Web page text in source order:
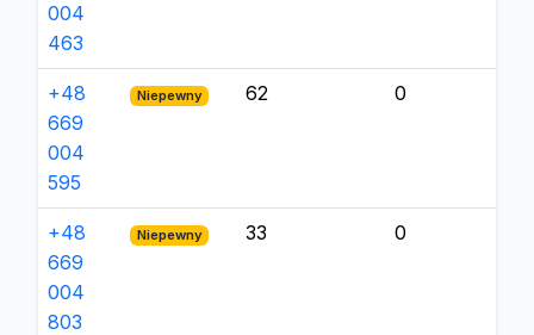
004
463
+48
669
004
595
Niepewny 62 0
+48
669
004
803
Niepewny 33 0